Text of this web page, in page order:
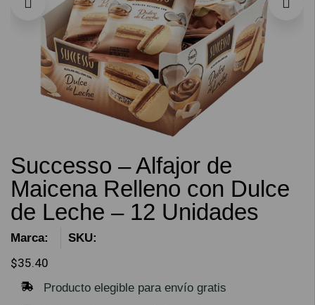
Successo – Alfajor de
Maicena Relleno con Dulce
de Leche – 12 Unidades
Marca: SKU:
$35.40
Producto elegible para envío gratis